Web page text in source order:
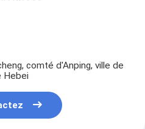
comté d'Anping, ville de
Hebei